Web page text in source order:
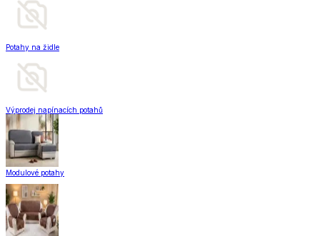
Potahy na židle
Výprodej napínacích potahů
Modulové potahy